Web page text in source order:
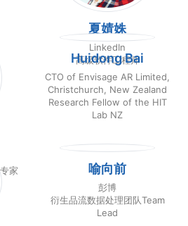
夏婧姝
LinkedIn
高级软件工程师
家
Huidong Bai
CTO of Envisage AR Limited,
Christchurch, New Zealand
Research Fellow of the HIT
Lab NZ
喻向前
彭博
衍生品流数据处理团队Team
Lead